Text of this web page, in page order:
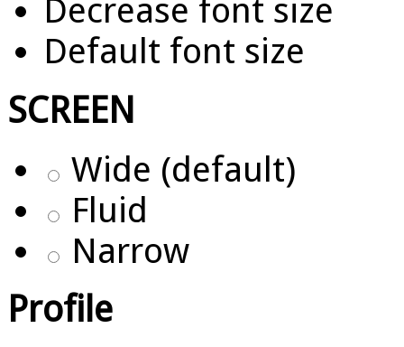
Decrease font size
Default font size
SCREEN
Wide (default)
Fluid
Narrow
Profile